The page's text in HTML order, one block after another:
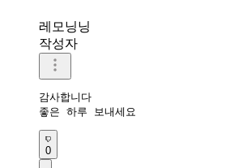
레모닝닝
작성자
감사합니다
좋은 하루 보내세요
0